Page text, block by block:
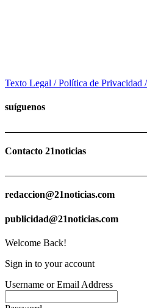
Texto Legal / Política de Privacidad
suíguenos
Contacto 21noticias
redaccion@21noticias.com
publicidad@21noticias.com
Welcome Back!
Sign in to your account
Username or Email Address